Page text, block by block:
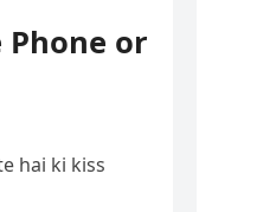
Phone or
hai ki kiss